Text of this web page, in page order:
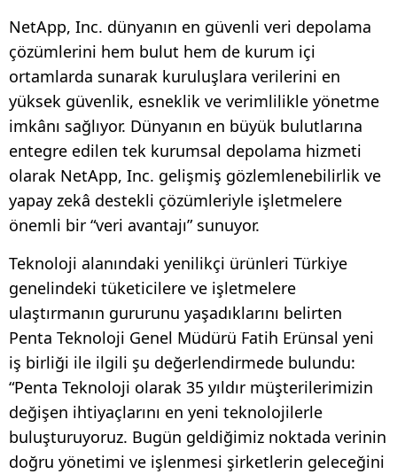
NetApp, Inc. dünyanın en güvenli veri depolama
çözümlerini hem bulut hem de kurum içi
ortamlarda sunarak kuruluşlara verilerini en
yüksek güvenlik, esneklik ve verimlilikle yönetme
imkânı sağlıyor. Dünyanın en büyük bulutlarına
entegre edilen tek kurumsal depolama hizmeti
olarak NetApp, Inc. gelişmiş gözlemlenebilirlik ve
yapay zekâ destekli çözümleriyle işletmelere
önemli bir “veri avantajı” sunuyor.
Teknoloji alanındaki yenilikçi ürünleri Türkiye
genelindeki tüketicilere ve işletmelere
ulaştırmanın gururunu yaşadıklarını belirten
Penta Teknoloji Genel Müdürü Fatih Erünsal yeni
iş birliği ile ilgili şu değerlendirmede bulundu:
“Penta Teknoloji olarak 35 yıldır müşterilerimizin
değişen ihtiyaçlarını en yeni teknolojilerle
buluşturuyoruz. Bugün geldiğimiz noktada verinin
doğru yönetimi ve işlenmesi şirketlerin geleceğini